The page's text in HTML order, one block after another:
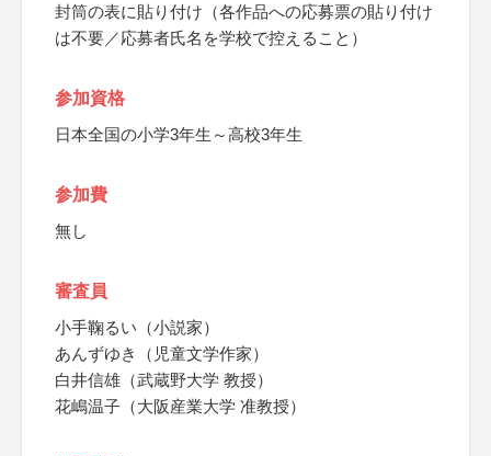
封筒の表に貼り付け（各作品への応募票の貼り付け
は不要／応募者氏名を学校で控えること）
参加資格
日本全国の小学3年生～高校3年生
参加費
無し
審査員
小手鞠るい（小説家）
あんずゆき（児童文学作家）
白井信雄（武蔵野大学 教授）
花嶋温子（大阪産業大学 准教授）